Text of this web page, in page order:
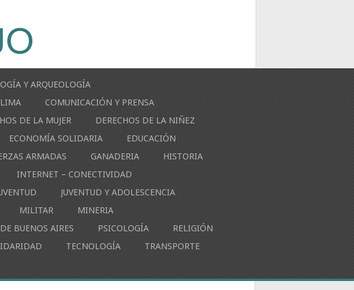
Y ARQUEOLOGÍA
COMUNICACIÓN Y PRENSA
DE LA MUJER
DERECHOS DE LA NIÑEZ
ECONOMÍA SOLIDARIA
EDUCACIÓN
ARMADAS GANADERIA
HISTORIA
INTERNET – CONECTIVIDAD
JUVENTUD Y ADOLESCENCIA
MILITAR
MINERIA
BUENOS AIRES PSICOLOGÍA
RELIGIÓN
TECNOLOGÍA
TRANSPORTE